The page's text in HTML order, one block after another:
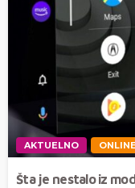
AKTUELNO
Šta je nestalo iz